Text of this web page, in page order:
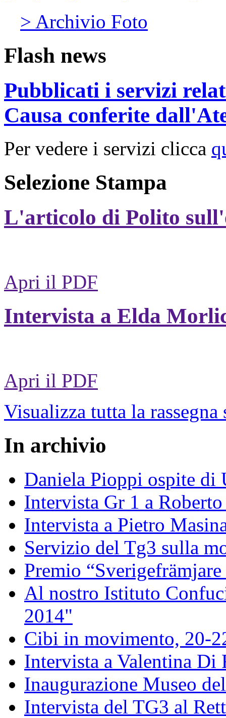
> Archivio Foto
Flash news
Pubblicati i servizi
Causa conferite
Per vedere i servizi clicca
Selezione Stampa
L'articolo di Polito
Apri il PDF
Intervista a Elda
Apri il PDF
Visualizza tutta la rassegna
In archivio
Daniela Pioppi ospite di
Intervista Gr 1 a
Intervista a Pietro
Servizio del Tg3 sulla
Premio
Al nostro Istituto
2014"
Cibi in movimento, 20-
Intervista a Valentina Di
Inaugurazione Museo
Intervista del TG3 al